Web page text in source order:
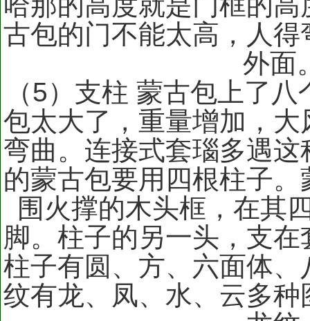
古包的门不能太高，人
外面
（5）支柱 蒙古包上了
包太大了，重量增加，
弯曲。连接式套瑙多遇
的蒙古包要用四根柱子
围火撑的木头框，在其
脚。柱子的另一头，支
柱子有圆、方、六面体
纹有龙、凤、水、云多